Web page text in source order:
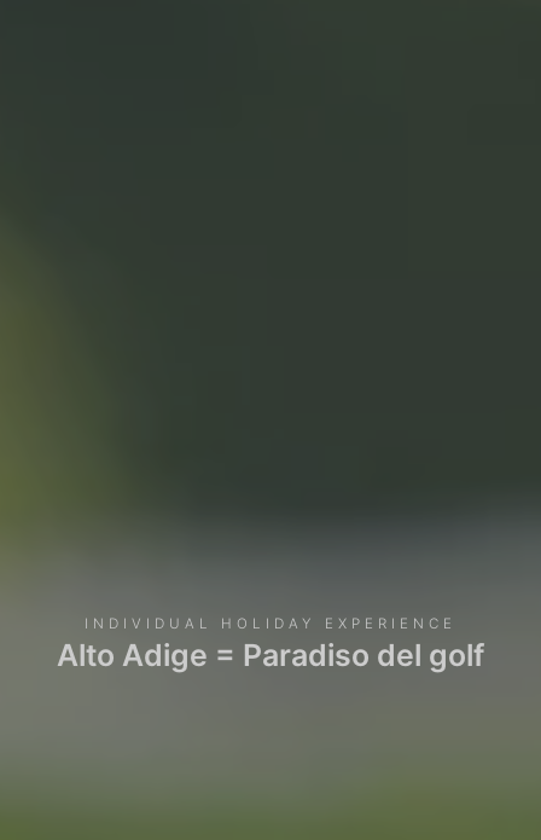
INDIVIDUAL HOLIDAY EXPERIENCE
Alto Adige = Paradiso del golf